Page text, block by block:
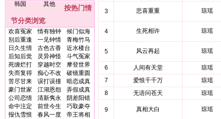
韩国
其他
按热门情
节分类浏览
欢喜冤家 情有独钟
候门似海
别后重逢
一见钟情
青梅竹马
日久生情
古色古香
近水楼台
后知后觉
灵异神怪
斗气冤家
死缠烂打
穿越时空
摩登世界
失而复得
痴心不改
破镜重圆
苦尽甘来
误打误撞
暗恋成真
豪门世家
江湖恩怨
弄假成真
公司恋情
清新隽永
阴差阳错
命中注定
前世今生
巧取豪夺
报仇雪恨
春风一度
帝王将相
3 悲喜重重 琼瑶
4 生死相许 琼瑶
5 风云再起 琼瑶
6 人间有天堂
琼瑶
7
爱恨千千万
琼瑶
8
无语问苍天 琼瑶
9 真相大白 琼瑶